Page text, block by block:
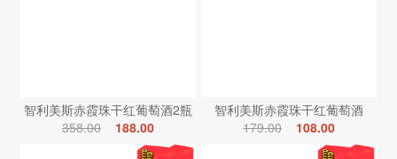
智利美斯赤霞珠干红葡萄酒2瓶
358.00
188.00
智利美斯赤霞珠干红葡萄酒
179.00
108.00